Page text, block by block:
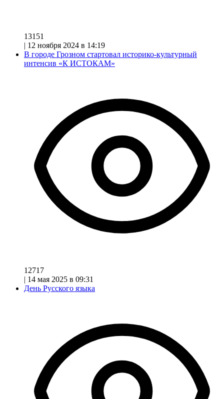
13151
| 12 ноября 2024 в 14:19
В городе Грозном стартовал историко-культурный
интенсив «К ИСТОКАМ»
12717
| 14 мая 2025 в 09:31
День Русского языка